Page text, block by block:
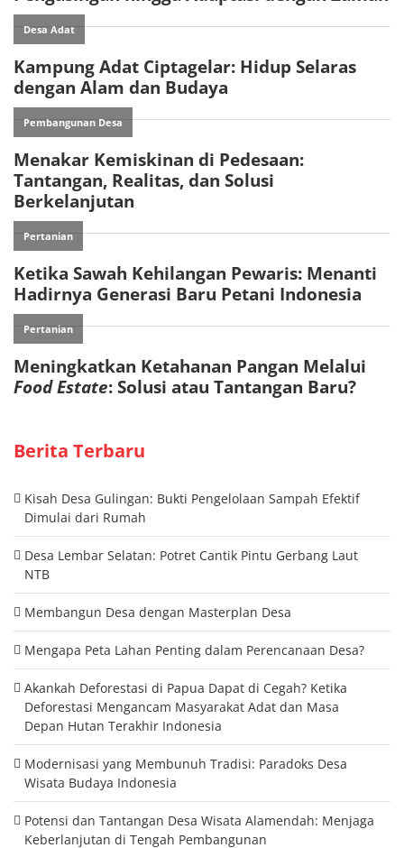
Berita Terbaru
Kisah Desa Gulingan: Bukti Pengelolaan Sampah Efektif
Dimulai dari Rumah
Desa Lembar Selatan: Potret Cantik Pintu Gerbang Laut
NTB
Membangun Desa dengan Masterplan Desa
Mengapa Peta Lahan Penting dalam Perencanaan Desa?
Akankah Deforestasi di Papua Dapat di Cegah? Ketika
Deforestasi Mengancam Masyarakat Adat dan Masa
Depan Hutan Terakhir Indonesia
Modernisasi yang Membunuh Tradisi: Paradoks Desa
Wisata Budaya Indonesia
Potensi dan Tantangan Desa Wisata Alamendah: Menjaga
Keberlanjutan di Tengah Pembangunan